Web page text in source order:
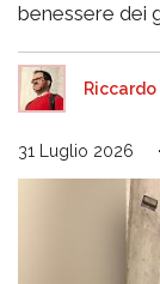
benessere dei
31 Luglio 2026